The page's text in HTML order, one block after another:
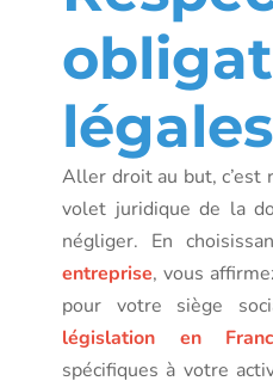
légales
Aller droit au but, c’est
volet juridique de la
négliger. En
entreprise, vous
pour votre siège
législation en
spécifiques à votre